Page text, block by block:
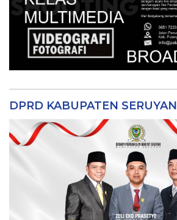
DPRD KABUPATEN SERUYAN